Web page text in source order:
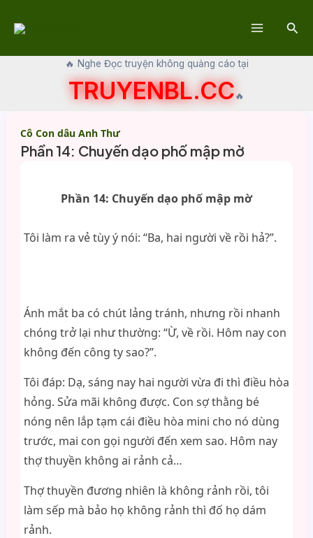
🔥 Nghe Đọc truyện không quảng cáo tại
TRUYENBL.CC🔥
Cô Con dâu Anh Thư
Phần 14: Chuyến dạo phố mập mờ
Phần 14: Chuyến dạo phố mập mờ
Tôi làm ra vẻ tùy ý nói: “Ba, hai người về rồi hả?”.
Ánh mắt ba có chút lảng tránh, nhưng rồi nhanh
chóng trở lại như thường: “Ừ, về rồi. Hôm nay con
không đến công ty sao?”.
Tôi đáp: Dạ, sáng nay hai người vừa đi thì điều hòa
hỏng. Sửa mãi không được. Con sợ thằng bé
nóng nên lắp tạm cái điều hòa mini cho nó dùng
trước, mai con gọi người đến xem sao. Hôm nay
thợ thuyền không ai rảnh cả…
Thợ thuyền đương nhiên là không rảnh rồi, tôi
làm sếp mà bảo họ không rảnh thì đố họ dám
rảnh.